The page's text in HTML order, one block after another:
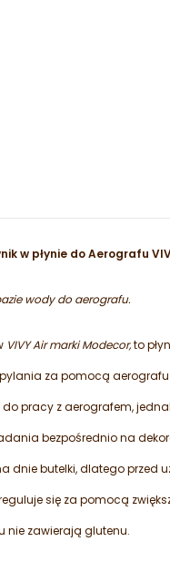
w płynie do Aerografu
wody do aerografu.
VIVY Air marki Modecor,to
za pomocą
do pracy z aerografem,
bezpośrednio na
dnie butelki, dlatego przed
się za pomocą
nie zawierają glutenu.